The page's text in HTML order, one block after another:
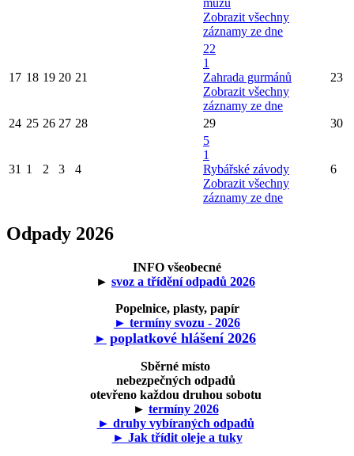
Zobrazit všechny
záznamy ze dne
17 18 19 20 21
22
1
Zahrada gurmánů
Zobrazit všechny
záznamy ze dne
23
24 25 26 27 28 29 30
31 1 2 3 4
5
1
Rybářské závody
Zobrazit všechny
záznamy ze dne
6
Odpady 2026
INFO všeobecné
► svoz a třídění odpadů 2026
Popelnice, plasty, papír
► termíny svozu - 2026
► poplatkové hlášení 2026
Sběrné místo
nebezpečných odpadů
otevřeno každou druhou sobotu
► termíny 2026
► druhy vybíraných odpadů
► Jak třídit oleje a tuky